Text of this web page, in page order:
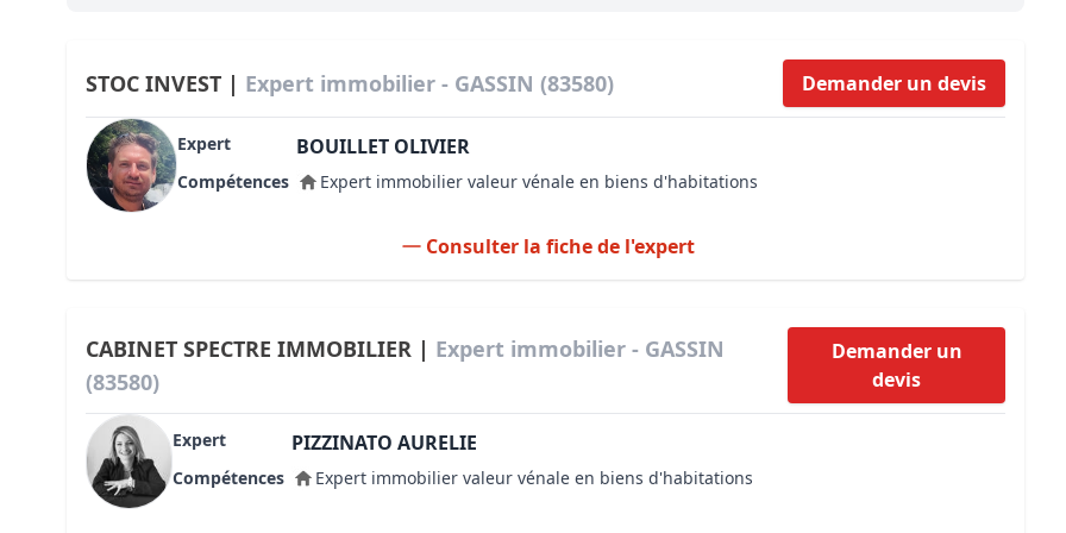
Règles d’urbanisme
Pathologies des bâtiments
Lecture et compréhension d’un Plan Local d’Urbanisme (PLU)
Développer et organiser
Biens d’exception, belles
Expertise pré-achat
STOC INVEST | Expert immobilier - GASSIN (83580) Demander un devis
Expert BOUILLET OLIVIER
Compétences Expert immobilier valeur vénale en biens d'habitations
Consulter la fiche de l'expert
CABINET SPECTRE IMMOBILIER | Expert immobilier - GASSIN
(83580)
Demander un
devis
Expert PIZZINATO AURELIE
Compétences Expert immobilier valeur vénale en biens d'habitations